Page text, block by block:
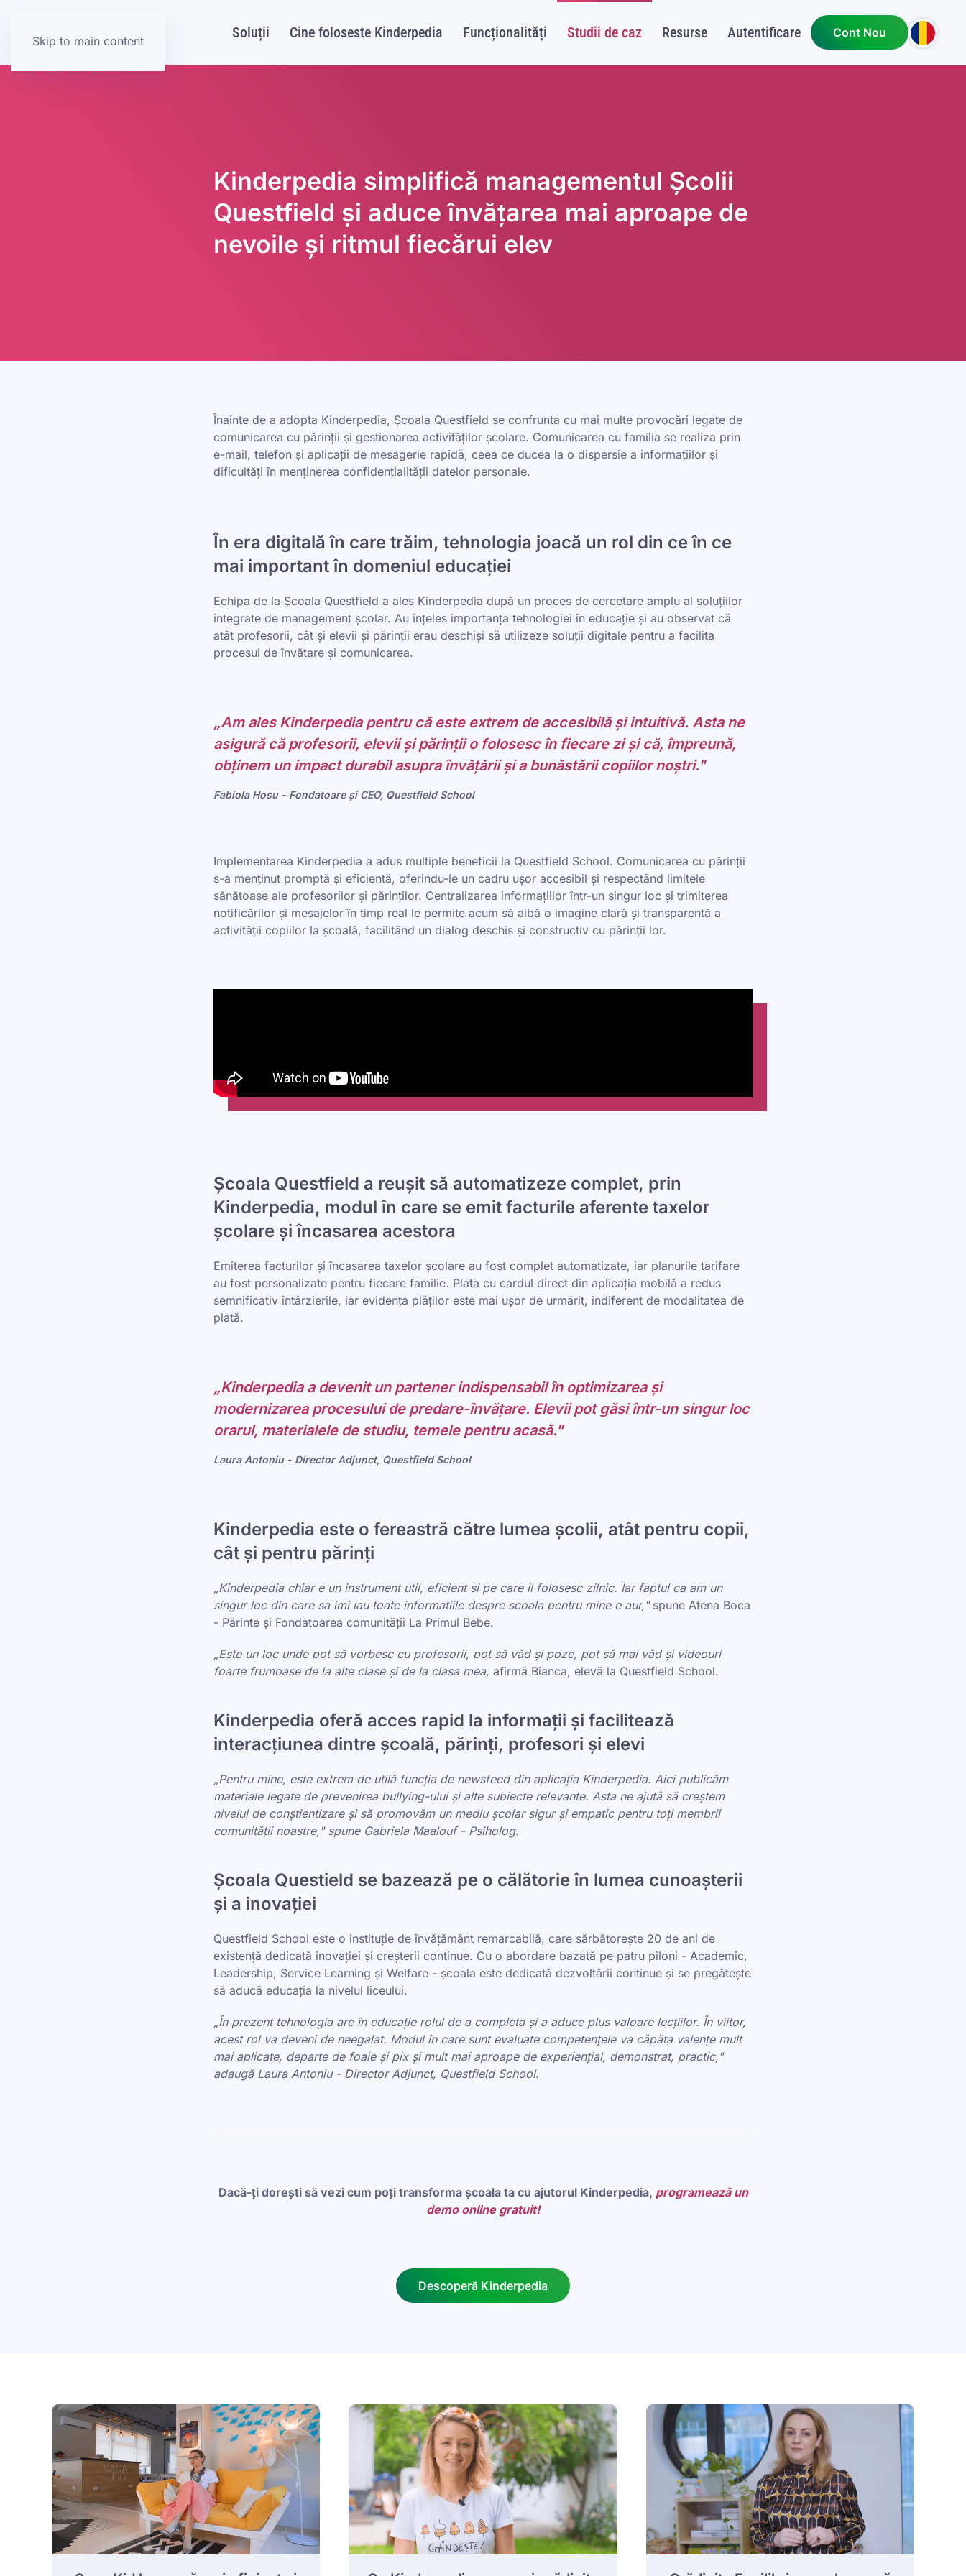
Skip to main content Soluții Cine foloseste Kinderpedia Funcționalități Studii de caz Resurse Autentificare Cont Nou
Kinderpedia simplifică managementul Școlii
Questfield și aduce învățarea mai aproape de
nevoile și ritmul fiecărui elev
Înainte de a adopta Kinderpedia, Școala Questfield se confrunta cu mai multe provocări legate de
comunicarea cu părinții și gestionarea activităților școlare. Comunicarea cu familia se realiza prin
e-mail, telefon și aplicații de mesagerie rapidă, ceea ce ducea la o dispersie a informațiilor și
dificultăți în menținerea confidențialității datelor personale.
În era digitală în care trăim, tehnologia joacă un rol din ce în ce
mai important în domeniul educației
Echipa de la Școala Questfield a ales Kinderpedia după un proces de cercetare amplu al soluțiilor
integrate de management școlar. Au înțeles importanța tehnologiei în educație și au observat că
atât profesorii, cât și elevii și părinții erau deschiși să utilizeze soluții digitale pentru a facilita
procesul de învățare și comunicarea.
„Am ales Kinderpedia pentru că este extrem de accesibilă și intuitivă. Asta ne
asigură că profesorii, elevii și părinții o folosesc în fiecare zi și că, împreună,
obținem un impact durabil asupra învățării și a bunăstării copiilor noștri."
Fabiola Hosu - Fondatoare și CEO, Questfield School
Implementarea Kinderpedia a adus multiple beneficii la Questfield School. Comunicarea cu părinții
s-a menținut promptă și eficientă, oferindu-le un cadru ușor accesibil și respectând limitele
sănătoase ale profesorilor și părinților. Centralizarea informațiilor într-un singur loc și trimiterea
notificărilor și mesajelor în timp real le permite acum să aibă o imagine clară și transparentă a
activității copiilor la școală, facilitând un dialog deschis și constructiv cu părinții lor.
Școala Questfield a reușit să automatizeze complet, prin
Kinderpedia, modul în care se emit facturile aferente taxelor
școlare și încasarea acestora
Emiterea facturilor și încasarea taxelor școlare au fost complet automatizate, iar planurile tarifare
au fost personalizate pentru fiecare familie. Plata cu cardul direct din aplicația mobilă a redus
semnificativ întârzierile, iar evidența plăților este mai ușor de urmărit, indiferent de modalitatea de
plată.
„Kinderpedia a devenit un partener indispensabil în optimizarea și
modernizarea procesului de predare-învățare. Elevii pot găsi într-un singur loc
orarul, materialele de studiu, temele pentru acasă."
Laura Antoniu - Director Adjunct, Questfield School
Kinderpedia este o fereastră către lumea școlii, atât pentru copii,
cât și pentru părinți
„Kinderpedia chiar e un instrument util, eficient si pe care il folosesc zilnic. Iar faptul ca am un
singur loc din care sa imi iau toate informatiile despre scoala pentru mine e aur,"spune Atena Boca
- Părinte și Fondatoarea comunității La Primul Bebe.
„Este un loc unde pot să vorbesc cu profesorii, pot să văd și poze, pot să mai văd și videouri
foarte frumoase de la alte clase și de la clasa mea, afirmă Bianca, elevă la Questfield School.
Kinderpedia oferă acces rapid la informații și facilitează
interacțiunea dintre școală, părinți, profesori și elevi
„Pentru mine, este extrem de utilă funcția de newsfeed din aplicația Kinderpedia. Aici publicăm
materiale legate de prevenirea bullying-ului și alte subiecte relevante. Asta ne ajută să creștem
nivelul de conștientizare și să promovăm un mediu școlar sigur și empatic pentru toți membrii
comunității noastre," spune Gabriela Maalouf - Psiholog.
Școala Questield se bazează pe o călătorie în lumea cunoașterii
și a inovației
Questfield School este o instituție de învățământ remarcabilă, care sărbătorește 20 de ani de
existență dedicată inovației și creșterii continue. Cu o abordare bazată pe patru piloni - Academic,
Leadership, Service Learning și Welfare - școala este dedicată dezvoltării continue și se pregătește
să aducă educația la nivelul liceului.
„În prezent tehnologia are în educație rolul de a completa și a aduce plus valoare lecțiilor. În viitor,
acest rol va deveni de neegalat. Modul în care sunt evaluate competențele va căpăta valențe mult
mai aplicate, departe de foaie și pix și mult mai aproape de experiențial, demonstrat, practic,"
adaugă Laura Antoniu - Director Adjunct, Questfield School.
Dacă-ți dorești să vezi cum poți transforma școala ta cu ajutorul Kinderpedia, programează un
demo online gratuit!
Descoperă Kinderpedia